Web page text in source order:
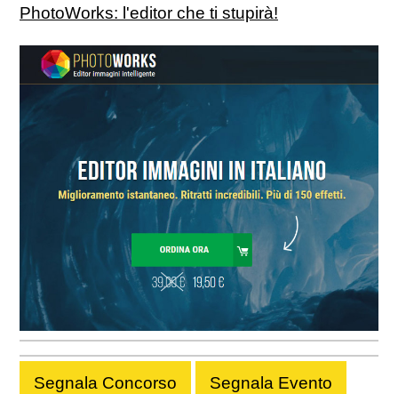
PhotoWorks: l'editor che ti stupirà!
Segnala Concorso Segnala Evento